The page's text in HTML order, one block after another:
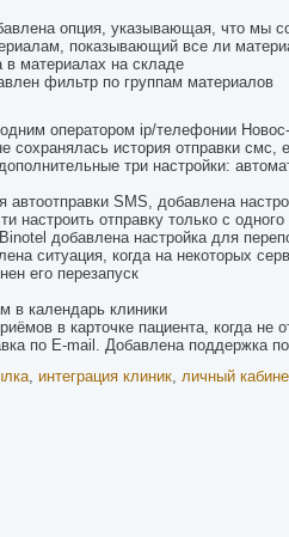
опция, указывающая, что мы
показывающий все ли
материалах на складе
фильтр по группам материалов
оператором ip/телефонии
сохранялась история отправки
три настройки:
SMS, добавлена
настроить отправку только с
добавлена настройка для
ситуация, когда на некоторых
его перезапуск
в календарь клиники
в карточке пациента, когда
по E-mail. Добавлена поддержка
, интеграция клиник, личный